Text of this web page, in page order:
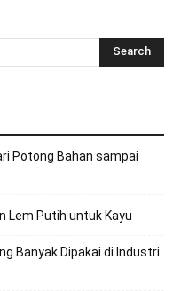
Potong Bahan sampai
Lem Putih untuk Kayu
Banyak Dipakai di Industri